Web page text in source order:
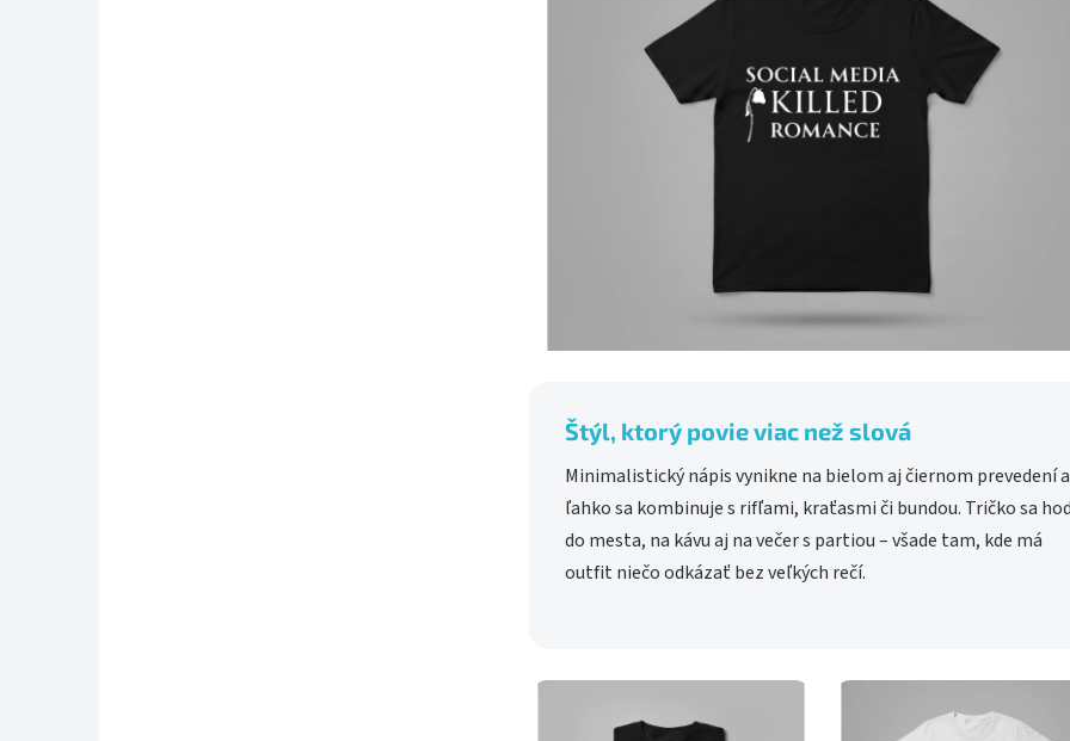
Štýl, ktorý povie viac než slová
Minimalistický nápis vynikne na bielom aj čiernom prevedení a
ľahko sa kombinuje s rifľami, kraťasmi či bundou. Tričko sa
do mesta, na kávu aj na večer s partiou – všade tam, kde má
outfit niečo odkázať bez veľkých rečí.